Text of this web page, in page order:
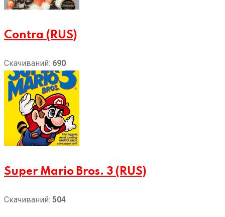
Contra (RUS)
Скачиваний: 690
Super Mario Bros. 3 (RUS)
Скачиваний: 504